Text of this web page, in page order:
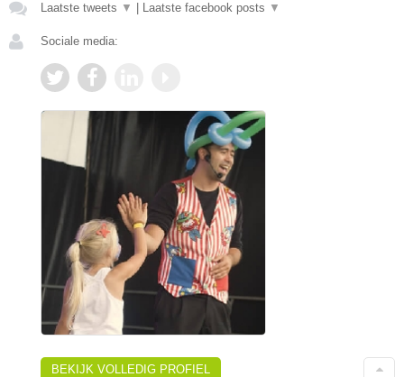
Laatste tweets ▼ Laatste facebook posts ▼
Sociale media:
BEKIJK VOLLEDIG PROFIEL